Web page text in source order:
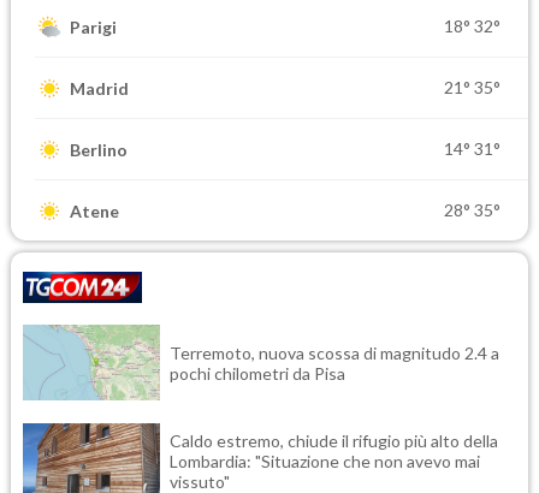
Parigi 18° 32°
Madrid 21° 35°
Berlino 14° 31°
Atene 28° 35°
Terremoto, nuova scossa di magnitudo 2.4 a
pochi chilometri da Pisa
Caldo estremo, chiude il rifugio più alto della
Lombardia: "Situazione che non avevo mai
vissuto"